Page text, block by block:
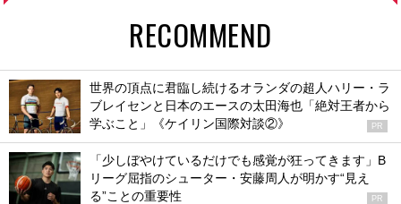
RECOMMEND
世界の頂点に君臨し続けるオランダの超人ハリー・ラ
ブレイセンと日本のエースの太田海也「絶対王者から
学ぶこと」《ケイリン国際対談②》
PR
「少しぼやけているだけでも感覚が狂ってきます」B
リーグ屈指のシューター・安藤周人が明かす“見え
る”ことの重要性
PR